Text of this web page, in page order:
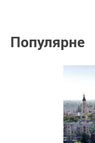
Популярне